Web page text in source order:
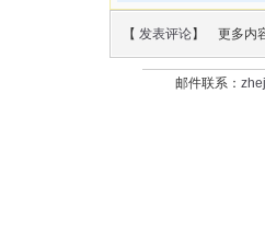
【 发表评论】 更多内
邮件联系：